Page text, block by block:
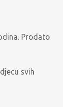
Prodato
svih